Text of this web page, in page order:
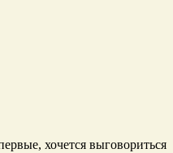
хочется выговориться